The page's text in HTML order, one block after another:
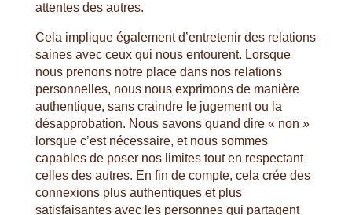
attentes des autres.
Cela implique également d’entretenir des relations
saines avec ceux qui nous entourent. Lorsque
nous prenons notre place dans nos relations
personnelles, nous nous exprimons de manière
authentique, sans craindre le jugement ou la
désapprobation. Nous savons quand dire « non »
lorsque c’est nécessaire, et nous sommes
capables de poser nos limites tout en respectant
celles des autres. En fin de compte, cela crée des
connexions plus authentiques et plus
satisfaisantes avec les personnes qui partagent